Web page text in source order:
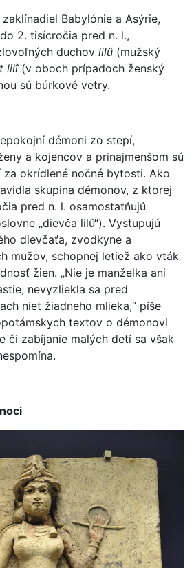
Babylónie a Asýrie,
2. tisícročia pred n. l.,
duchov lilû (mužský
lilî(v oboch prípadoch ženský
sú búrkové vetry.
démoni zo stepí,
a kojencov a prinajmenšom sú
okrídlené nočné bytosti. Ako
skupina démonov, z ktorej
pred n. l. osamostatňujú
„dievča lilû“). Vystupujú
dievčaťa, zvodkyne a
mužov, schopnej letiež ako vták
žien. „Nie je manželka ani
nevyzliekla sa pred
niet žiadneho mlieka,“ píše
textov o démonovi
či zabíjanie malých detí sa však